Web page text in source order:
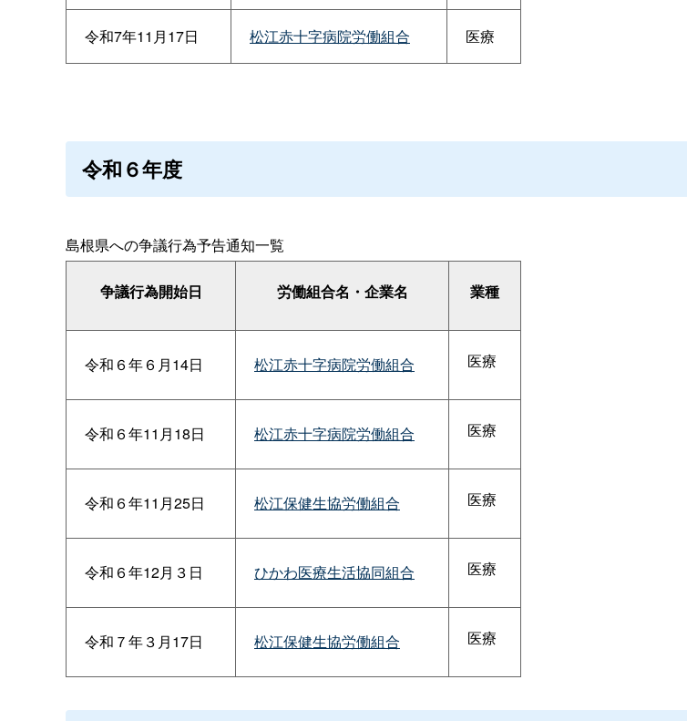
令和7年11月17日 松江赤十字病院労働組合 医療
令和６年度
島根県への争議行為予告通知一覧
争議行為開始日 労働組合名・企業名 業種
令和６年６月14日 松江赤十字病院労働組合 医療
令和６年11月18日 松江赤十字病院労働組合 医療
令和６年11月25日 松江保健生協労働組合 医療
令和６年12月３日 ひかわ医療生活協同組合 医療
令和７年３月17日 松江保健生協労働組合 医療